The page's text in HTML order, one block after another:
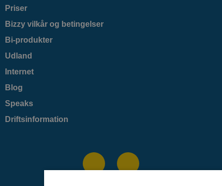
Priser
Bizzy vilkår og betingelser
Bi-produkter
Udland
Internet
Blog
Speaks
Driftsinformation